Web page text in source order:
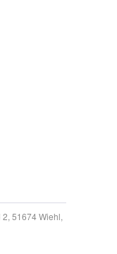
51674 Wiehl,